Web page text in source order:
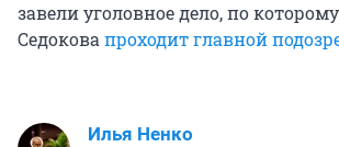
завели уголовное дело, по
Седоковапроходит главной
Илья Ненко